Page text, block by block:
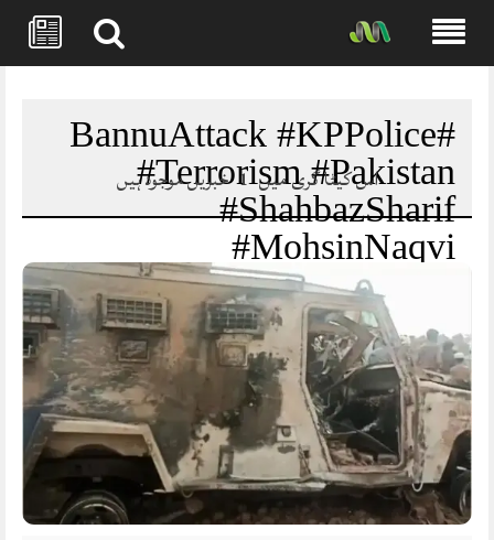
#BannuAttack #KPPolice
#Terrorism #Pakistan
#ShahbazSharif
#MohsinNaqvi
#BreakingNews #Bannu
#PoliceMartyrs
#WarOnTerror
#PakistanArmy
#SecurityForces
#JusticeForMartyrs #KPK
#PakistanNews
اس کیٹا گری میں 1 خبریں موجود ہیں